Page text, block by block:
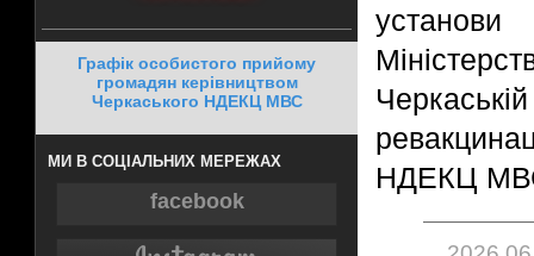
Графік особистого прийому
громадян керівництвом
Черкаського НДЕКЦ МВС
МИ В СОЦІАЛЬНИХ МЕРЕЖАХ
facebook
установи
НДЕКЦ МВС